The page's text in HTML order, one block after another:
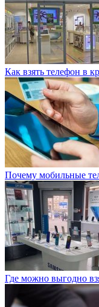
Как взять телефон в
Почему мобильные
Где можно выгодно